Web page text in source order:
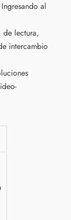
al
de lectura,
intercambio